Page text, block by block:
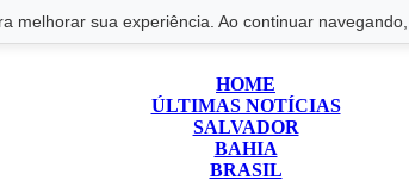
melhorar sua experiência. Ao continuar
HOME
ÚLTIMAS NOTÍCIAS
SALVADOR
BAHIA
BRASIL